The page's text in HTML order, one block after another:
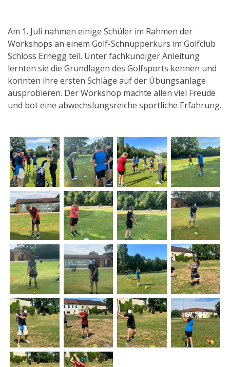
Am 1. Juli nahmen einige Schüler im Rahmen der
Workshops an einem Golf-Schnupperkurs im Golfclub
Schloss Ernegg teil. Unter fachkundiger Anleitung
lernten sie die Grundlagen des Golfsports kennen und
konnten ihre ersten Schläge auf der Übungsanlage
ausprobieren. Der Workshop machte allen viel Freude
und bot eine abwechslungsreiche sportliche Erfahrung.